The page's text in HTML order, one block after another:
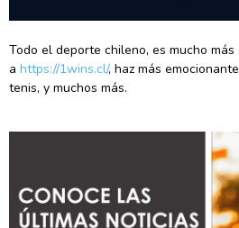
Todo el deporte chileno, es mucho
a https://1wins.cl/, haz más
tenis, y muchos más.